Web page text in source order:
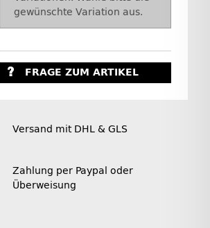
gewünschte Variation aus.
FRAGE ZUM ARTIKEL
Versand mit DHL & GLS
Zahlung per Paypal oder
Überweisung